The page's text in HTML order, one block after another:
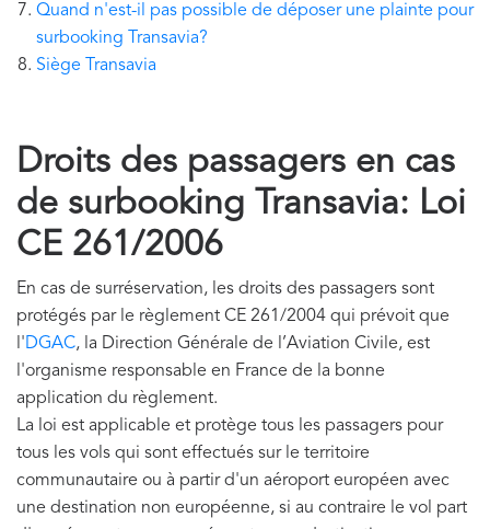
Quand n'est-il pas possible de déposer une plainte pour
surbooking Transavia?
Siège Transavia
Droits des passagers en cas
de surbooking Transavia: Loi
CE 261/2006
En cas de surréservation, les droits des passagers sont
protégés par le règlement CE 261/2004 qui prévoit que
l'DGAC, la Direction Générale de l’Aviation Civile, est
l'organisme responsable en France de la bonne
application du règlement.
La loi est applicable et protège tous les passagers pour
tous les vols qui sont effectués sur le territoire
communautaire ou à partir d'un aéroport européen avec
une destination non européenne, si au contraire le vol part